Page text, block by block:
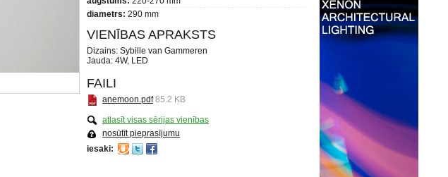
diametrs: 290 mm
VIENĪBAS APRAKSTS
Dizains: Sybille van Gammeren
Jauda: 4W, LED
FAILI
anemoon.pdf 85.2 KB
atlasīt visas sērijas vienības
nosūtīt pieprasījumu
iesaki: